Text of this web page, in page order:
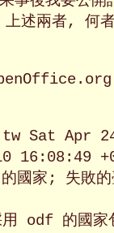
述兩者, 何
Sat Apr
16:08:49
家; 失敗的
odf 的國家